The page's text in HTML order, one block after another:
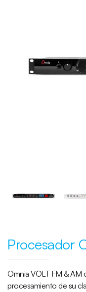
Procesador
Omnia VOLT FM & AM
procesamiento de su